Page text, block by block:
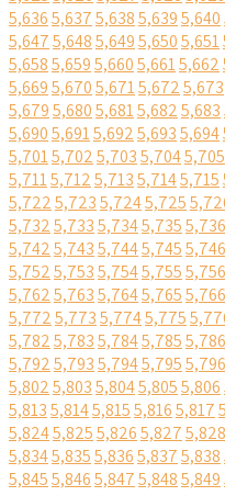
5,6365,6375,6385,6395,640
5,6475,6485,6495,6505,651
5,6585,6595,6605,6615,662
5,6695,6705,6715,6725,673
5,6795,6805,6815,6825,683
5,6905,6915,6925,6935,694
5,7015,7025,7035,7045,705
5,7115,7125,7135,7145,715
5,7225,7235,7245,725
5,7325,7335,7345,7355,736
5,7425,7435,7445,7455,746
5,7525,7535,7545,7555,756
5,7625,7635,7645,7655,766
5,7725,7735,7745,775
5,7825,7835,7845,7855,786
5,7925,7935,7945,7955,796
5,8025,8035,8045,8055,806
5,8135,8145,8155,8165,817
5,8245,8255,8265,8275,828
5,8345,8355,8365,8375,838
5,8455,8465,8475,8485,849